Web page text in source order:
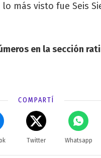
lo más visto fue Seis
en la sección
COMPARTÍ
Twitter Whatsapp